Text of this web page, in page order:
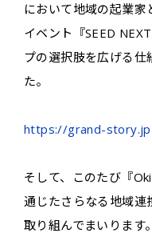
において地域の起業
イベント『SEED
プの選択肢を広げる仕
た。
https://grand-story.jp
そして、このたび『
通じたさらなる地域連
取り組んでまいります。